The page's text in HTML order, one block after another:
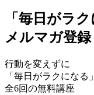
「毎日がラク
メルマガ登録
行動を変えずに
「毎日がラクになる」
全6回の無料講座